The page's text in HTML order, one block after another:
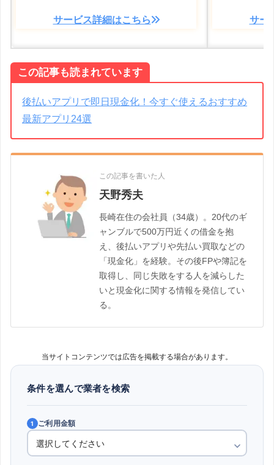
サービス詳細はこちら サー
この記事も読まれています
後払いアプリで即日現金化！今すぐ使えるおすすめ
最新アプリ24選
この記事を書いた人
天野秀夫
長崎在住の会社員（34歳）。20代のギ
ャンブルで500万円近くの借金を抱
え、後払いアプリや先払い買取などの
「現金化」を経験。その後FPや簿記を
取得し、同じ失敗をする人を減らした
いと現金化に関する情報を発信してい
る。
当サイトコンテンツでは広告を掲載する場合があります。
条件を選んで業者を検索
1 ご利用金額